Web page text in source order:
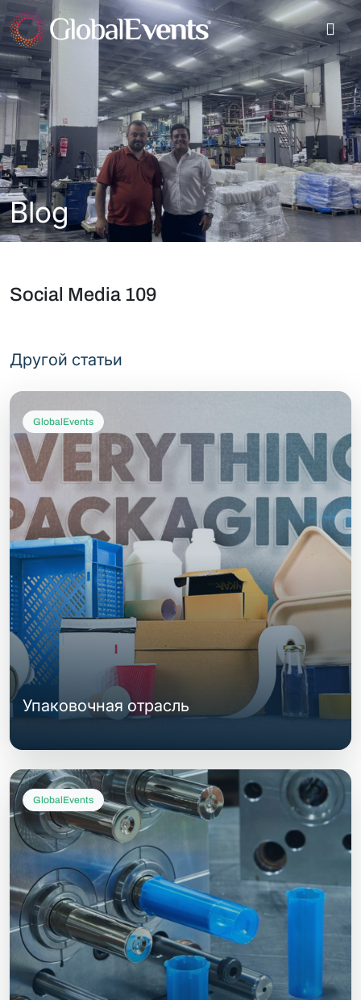
Blog
Social Media 109
Другой статьи
GlobalEvents
Упаковочная отрасль
GlobalEvents